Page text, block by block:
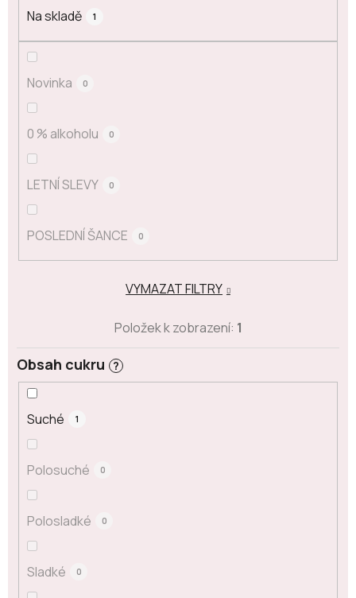
Na skladě 1
Novinka 0
0 % alkoholu 0
LETNÍ SLEVY 0
POSLEDNÍ ŠANCE 0
Obsah cukru ?
Suché 1
Polosuché 0
Polosladké 0
Sladké 0
VYMAZAT FILTRY
Položek k zobrazení: 1